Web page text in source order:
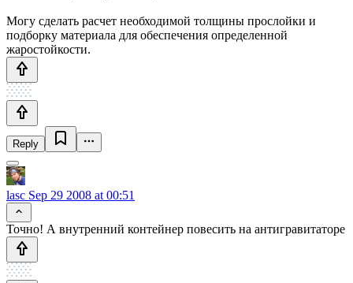
Могу сделать расчет необходимой толщины прослойки и
подборку материала для обеспечения определенной
жаростойкости.
Reply
lasc Sep 29 2008 at 00:51
Точно! А внутренний контейнер повесить на антигравитаторе